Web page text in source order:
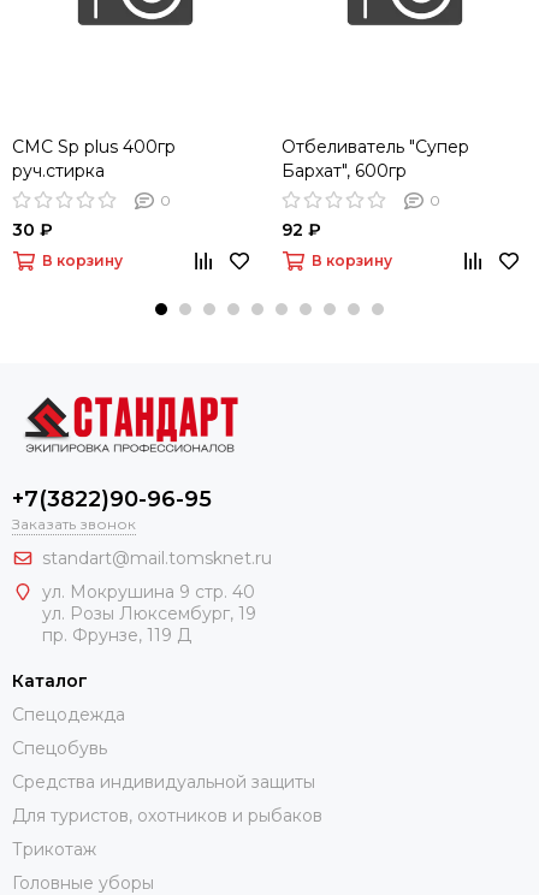
СМС Sp plus 400гр
руч.стирка
0
30 ₽
В корзину
Отбеливатель "Супер
Бархат", 600гр
0
92 ₽
В корзину
+7(3822)90-96-95
Заказать звонок
standart@mail.tomsknet.ru
ул. Мокрушина 9 стр. 40
ул. Розы Люксембург, 19
пр. Фрунзе, 119 Д
Каталог
Спецодежда
Спецобувь
Средства индивидуальной защиты
Для туристов, охотников и рыбаков
Трикотаж
Головные уборы